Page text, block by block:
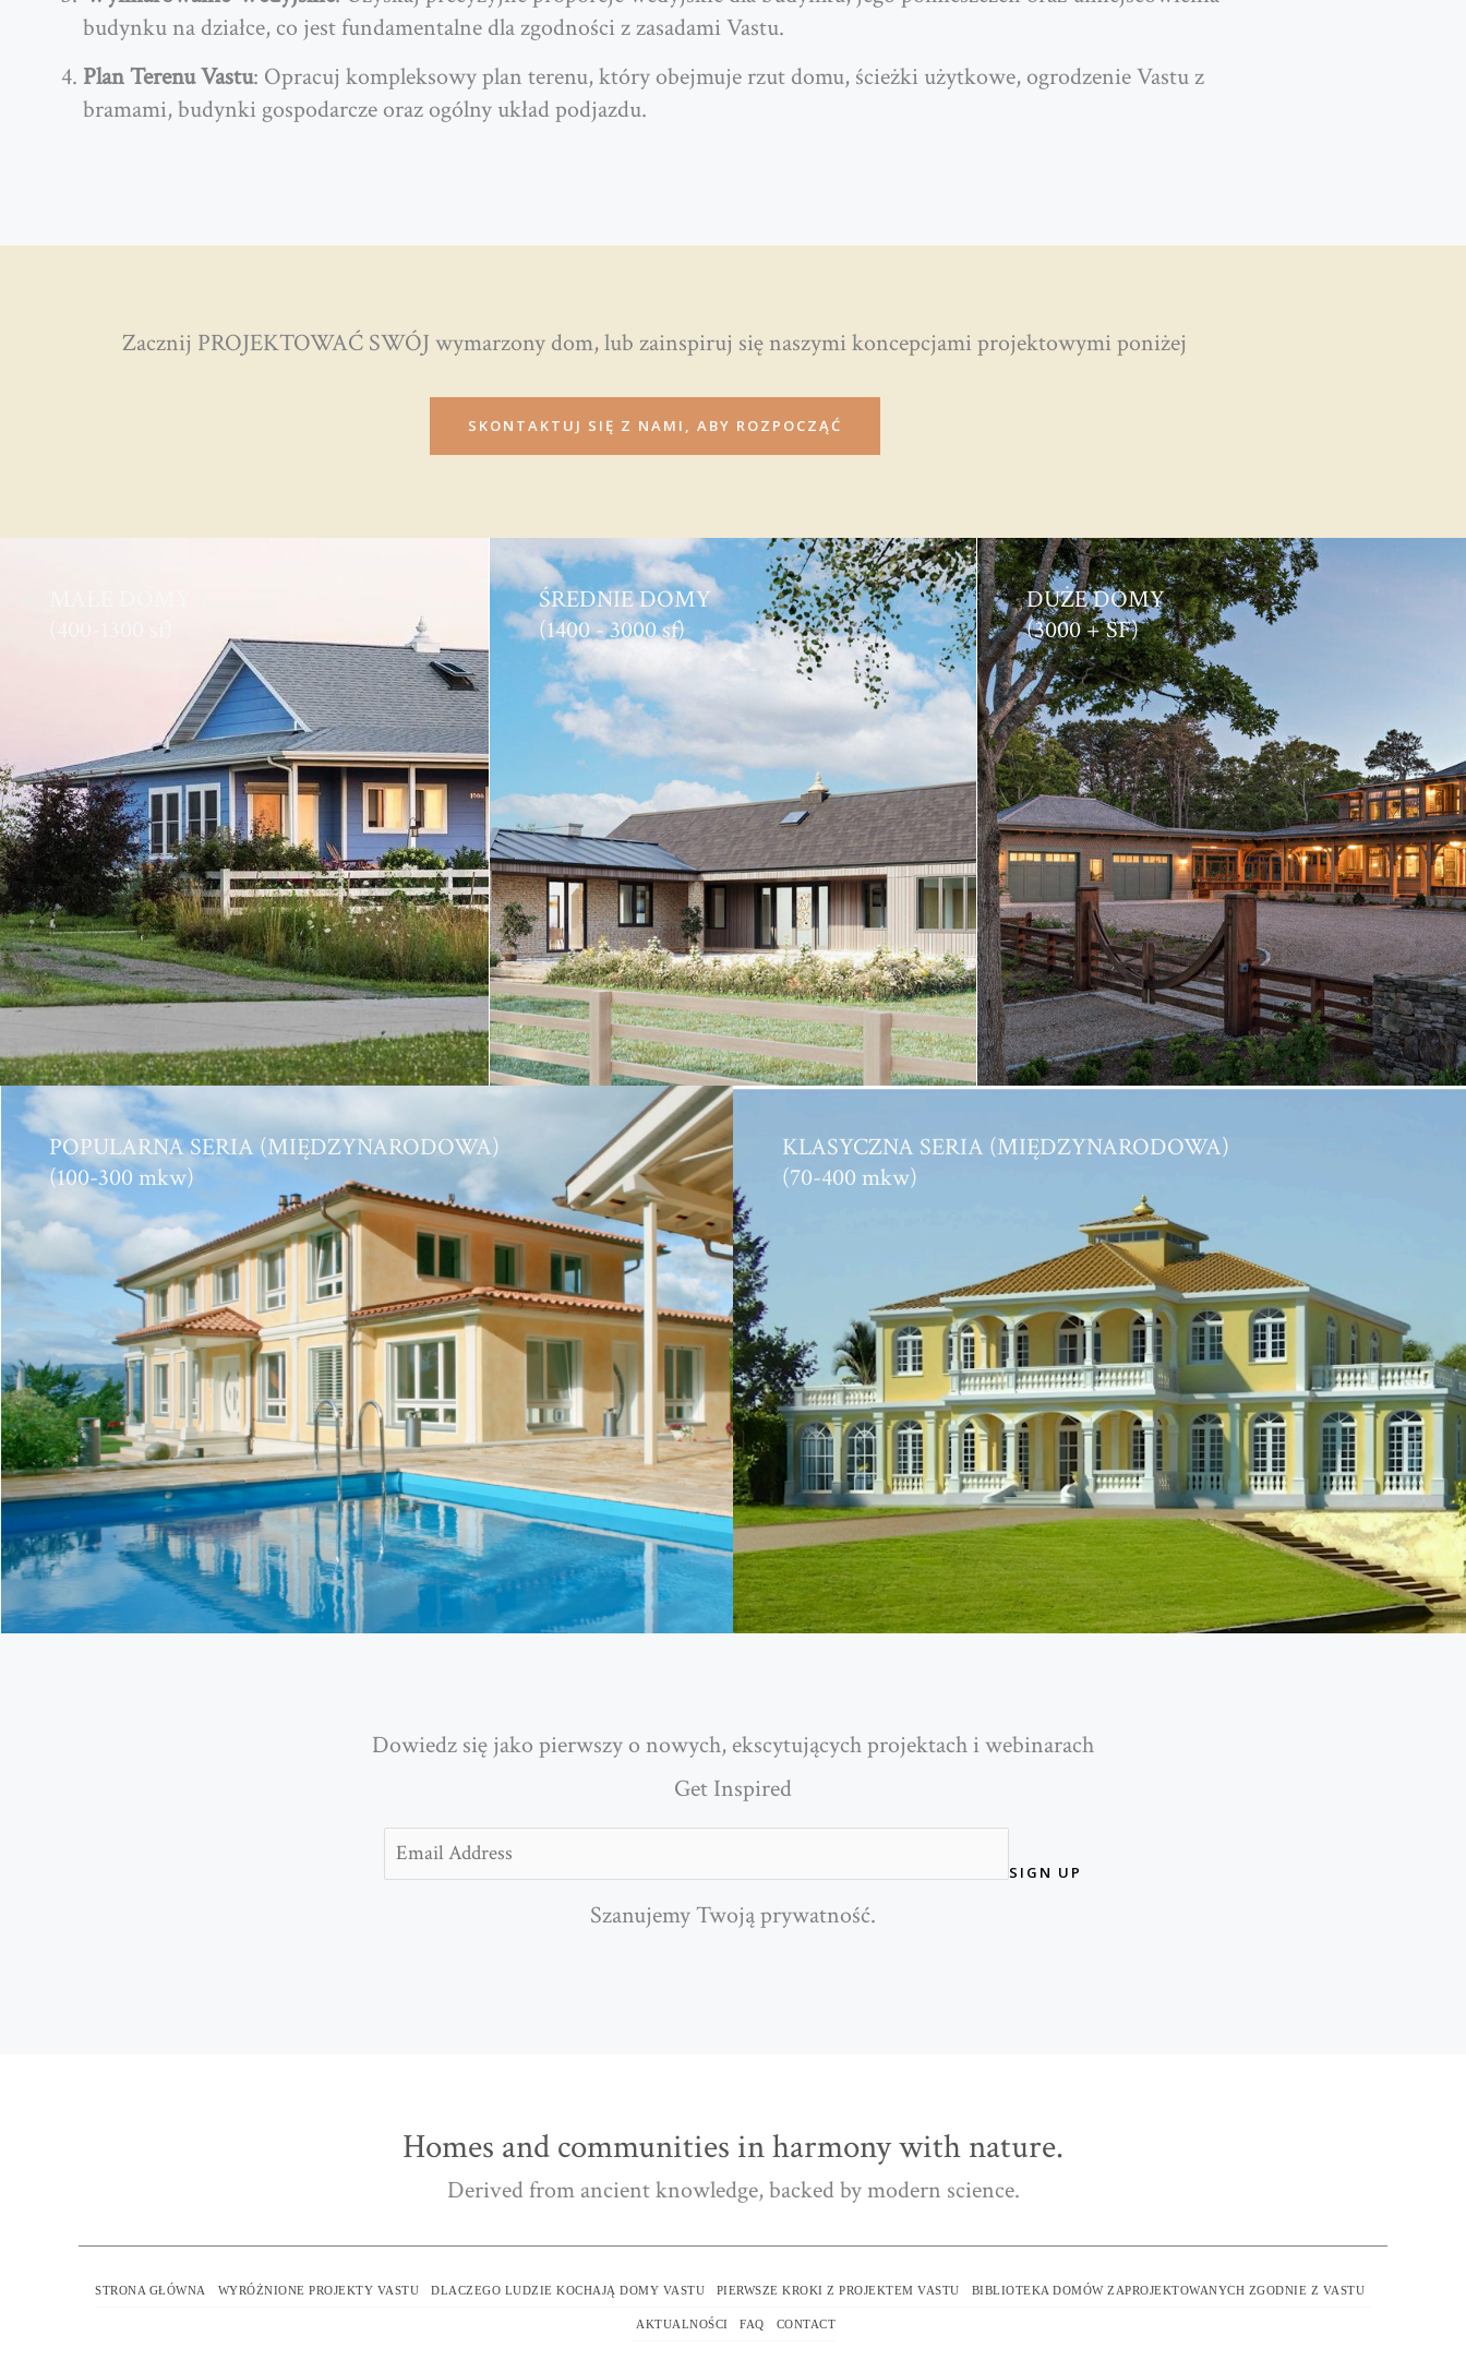
budynku na działce, co jest fundamentalne dla zgodności z zasadami Vastu.
Plan Terenu Vastu: Opracuj kompleksowy plan terenu, który obejmuje rzut domu, ścieżki użytkowe, ogrodzenie Vastu z
bramami, budynki gospodarcze oraz ogólny układ podjazdu.
Zacznij PROJEKTOWAĆ SWÓJ wymarzony dom, lub zainspiruj się naszymi koncepcjami projektowymi poniżej
SKONTAKTUJ SIĘ Z NAMI, ABY ROZPOCZĄĆ
ŚREDNIE DOMY
(1400 - 3000 sf)
DUŻE DOMY
(3000 + SF)
POPULARNA SERIA (MIĘDZYNARODOWA)
(100-300 mkw)
KLASYCZNA SERIA (MIĘDZYNARODOWA)
(70-400 mkw)
Dowiedz się jako pierwszy o nowych, ekscytujących projektach i webinarach
Get Inspired
Email
SIGN UP
Szanujemy Twoją prywatność.
Homes and communities in harmony with nature.
Derived from ancient knowledge, backed by modern science.
STRONA GŁÓWNA WYRÓŻNIONE PROJEKTY VASTU DLACZEGO LUDZIE KOCHAJĄ DOMY VASTU PIERWSZE KROKI Z PROJEKTEM VASTU BIBLIOTEKA DOMÓW ZAPROJEKTOWANYCH ZGODNIE Z VASTU
AKTUALNOŚCI FAQ CONTACT